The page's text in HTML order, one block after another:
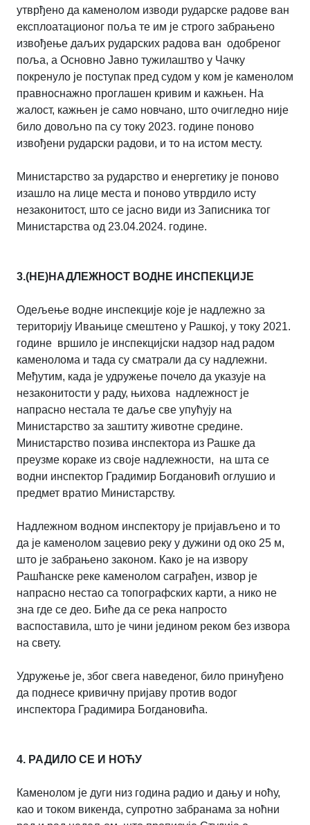
утврђено да каменолом изводи рударске радове ван
експлоатационог поља те им је строго забрањено
извођење даљих рударских радова ван одобреног
поља, а Основно Јавно тужилаштво у Чачку
покренуло је поступак пред судом у ком је каменолом
правноснажно проглашен кривим и кажњен. На
жалост, кажњен је само новчано, што очигледно није
било довољно па су току 2023. године поново
извођени рударски радови, и то на истом месту.
Министарство за рударство и енергетику је поново
изашло на лице места и поново утврдило исту
незаконитост, што се јасно види из Записника тог
Министарства од 23.04.2024. године.
3.(НЕ)НАДЛЕЖНОСТ ВОДНЕ ИНСПЕКЦИЈЕ
Одељење водне инспекције које је надлежно за
територију Ивањице смештено у Рашкој, у току 2021.
године вршило је инспекцијски надзор над радом
каменолома и тада су сматрали да су надлежни.
Међутим, када је удружење почело да указује на
незаконитости у раду, њихова надлежност је
напрасно нестала те даље све упућују на
Министарство за заштиту животне средине.
Министарство позива инспектора из Рашке да
преузме кораке из своје надлежности, на шта се
водни инспектор Градимир Богдановић оглушио и
предмет вратио Министарству.
Надлежном водном инспектору је пријављено и то
да је каменолом зацевио реку у дужини од око 25 м,
што је забрањено законом. Како је на извору
Рашћанске реке каменолом саграђен, извор је
напрасно нестао са топографских карти, а нико не
зна где се део. Биће да се река напросто
васпоставила, што је чини једином реком без извора
на свету.
Удружење је, због свега наведеног, било принуђено
да поднесе кривичну пријаву против водог
инспектора Градимира Богдановића.
4. РАДИЛО СЕ И НОЋУ
Каменолом је дуги низ година радио и дању и ноћу,
као и током викенда, супротно забранама за ноћни